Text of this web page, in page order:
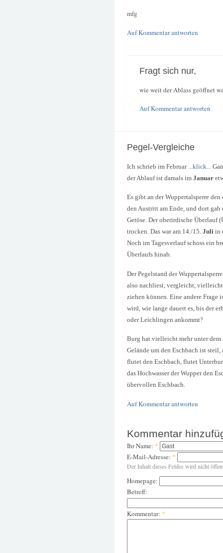
mfg
Auf Kommentar antworten
Fragt sich nur,
wie weit der Ablass geöffnet
Auf Kommentar antworten
Pegel-Vergleiche
Ich schrieb im Februar ...klick...
der Ablauf ist damals im Januar
Es gibt an der Wuppertalsperre
den Austritt am Ende, und dort gab
Getöse. Der oberirdische Überlauf
trocken. Das war am 14./15. Juli in
Noch im Tagesverlauf schoss ein
Überlaufs hinab.
Der Pegelstand der
also nachliest, vergleicht, vielleicht
ziehen können. Eine andere Frage
wird, wie lange dauert es, bis der
oder Leichlingen ankommt?
Burg hat vielleicht mehr unter dem
Gelände um den Eschbach ist
flutet den Eschbach, flutet
das Hochwasser der Wupper den
übervollen Eschbach.
Auf Kommentar antworten
Kommentar
Ihr Name: *
E-Mail-Adresse: *
Der Inhalt dieses Feldes wird nicht
Homepage:
Betreff:
Kommentar: *